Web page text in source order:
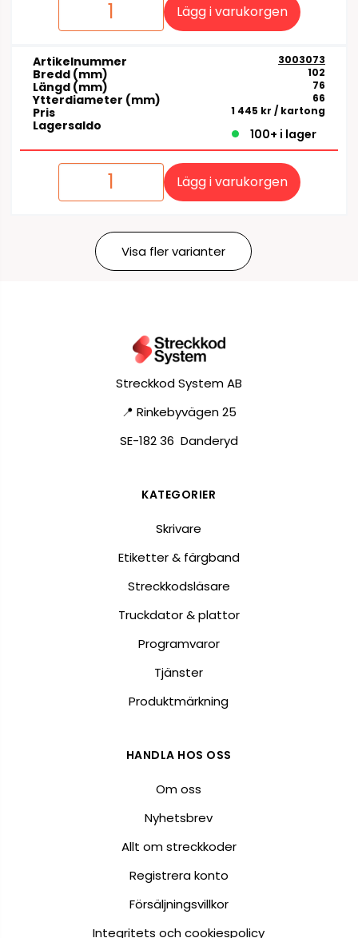
Lägg i varukorgen
Artikelnummer 3003073
Bredd (mm) 102
Längd (mm) 76
Ytterdiameter (mm) 66
Pris 1 445 kr / kartong
Lagersaldo
100+ i lager
Lägg i varukorgen
Visa fler varianter
Streckkod System AB
📍 Rinkebyvägen 25
SE-182 36 Danderyd
KATEGORIER
Skrivare
Etiketter & färgband
Streckkodsläsare
Truckdator & plattor
Programvaror
Tjänster
Produktmärkning
HANDLA HOS OSS
Om oss
Nyhetsbrev
Allt om streckkoder
Registrera konto
Försäljningsvillkor
Integritets och cookiespolicy